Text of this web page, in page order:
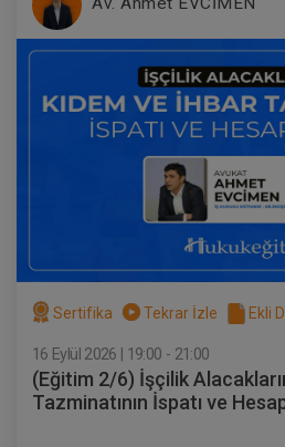
Kat Mülkiyeti ve Kentsel
Hukuku - IV. Medeni
VIII. Oturum
360 TL
Tüketici Hukuku
Sertifika Tekrar İzle Ekli
16 Eylül 2026 | 19:00 - 21:00
(Eğitim 2/6) İşçilik
Tazminatının İspatı ve